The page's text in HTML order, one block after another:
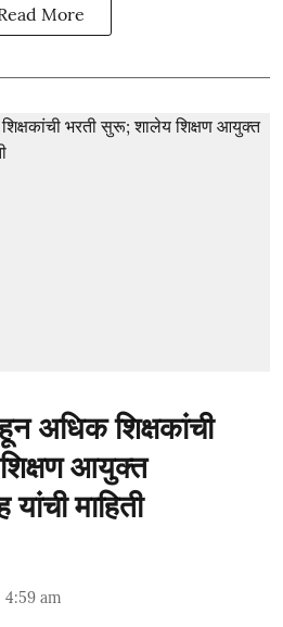
More
अधिक शिक्षकांची
आयुक्त
माहिती
4:59 am